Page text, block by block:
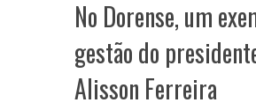
No Dorense, um
gestão do
Alisson Ferreira